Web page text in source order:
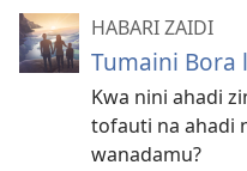
HABARI ZAIDI
Tumaini Bora
Kwa nini ahadi
tofauti na ahadi
wanadamu?